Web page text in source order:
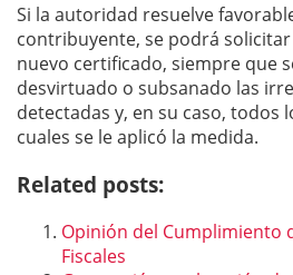
Si la autoridad resuelve
contribuyente, se podrá
nuevo certificado, siempre que
desvirtuado o subsanado las
detectadas y, en su caso, todos
cuales se le aplicó la medida.
Related posts:
Opinión del Cumplimiento
Fiscales